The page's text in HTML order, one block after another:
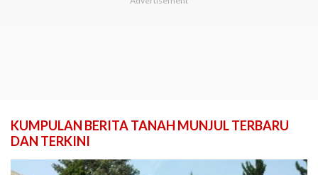
KUMPULAN BERITA TANAH MUNJUL TERBARU
DAN TERKINI